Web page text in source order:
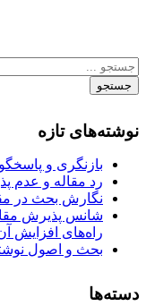
جستجو
نوشته‌های تازه
بازنگری و
رد مقاله و عدم
نگارش بحث در
شانس پذیرش
راه‌های افزایش
بحث و اصول
دسته‌ها